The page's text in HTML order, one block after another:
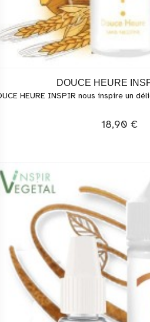
DOUCE HEURE
HEURE INSPIR nous inspire un
18,90 €